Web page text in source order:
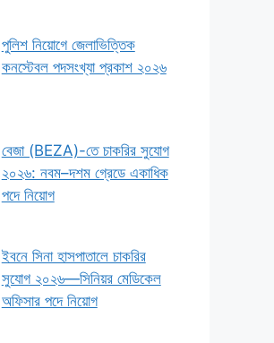
পুলিশ নিয়োগে জেলাভিত্তিক
কনস্টেবল পদসংখ্যা প্রকাশ ২০২৬
বেজা (BEZA)-তে চাকরির সুযোগ
২০২৬: নবম–দশম গ্রেডে একাধিক
পদে নিয়োগ
ইবনে সিনা হাসপাতালে চাকরির
সুযোগ ২০২৬—সিনিয়র মেডিকেল
অফিসার পদে নিয়োগ